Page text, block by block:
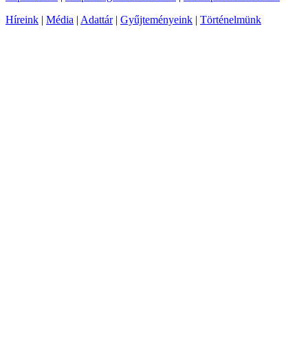
Híreink | Média | Adattár| Gyűjteményeink | Történelmünk